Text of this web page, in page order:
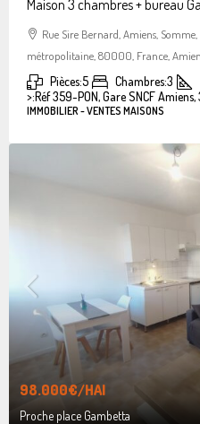
Maison 3 chambres + bureau
Rue Sire Bernard, Amiens,
métropolitaine, 80000, France,
Pièces:5 Chambres:3
>:Réf 359-PON, Gare SNCF
IMMOBILIER - VENTES MAISONS
98.000€/HAI
Proche place Gambetta